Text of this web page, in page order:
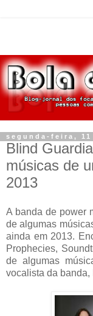
segunda-feira,
Blind
músicas de
2013
A banda de power
de algumas
ainda em 2013.
Prophecies,
de algumas
vocalista da banda,